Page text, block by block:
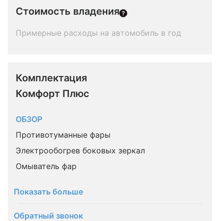
Стоимость владения
Примерные расходы на автомобиль в год
Комплектация
Комфорт Плюс
ОБЗОР
Противотуманные фары
Электрообогрев боковых зеркал
Омыватель фар
Показать больше
Обратный звонок